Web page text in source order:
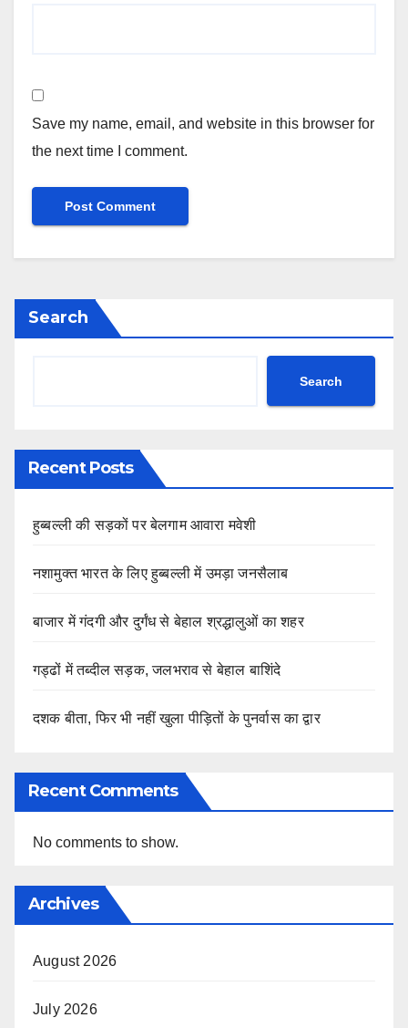
Save my name, email, and website in this browser for
the next time I comment.
Search
Search
Recent Posts
हुब्बल्ली की सड़कों पर बेलगाम आवारा मवेशी
नशामुक्त भारत के लिए हुब्बल्ली में उमड़ा जनसैलाब
बाजार में गंदगी और दुर्गंध से बेहाल श्रद्धालुओं का शहर
गड्ढों में तब्दील सड़क, जलभराव से बेहाल बाशिंदे
दशक बीता, फिर भी नहीं खुला पीड़ितों के पुनर्वास का द्वार
Recent Comments
No comments to show.
Archives
August 2026
July 2026